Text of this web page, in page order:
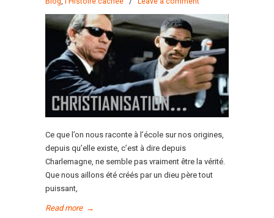
Ce que l’on nous raconte à l’école sur nos origines,
depuis qu’elle existe, c’est à dire depuis
Charlemagne, ne semble pas vraiment être la vérité.
Que nous aillons été créés par un dieu père tout
puissant,
Read more →